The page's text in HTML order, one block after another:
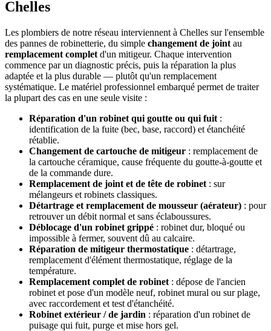
Chelles
Les plombiers de notre réseau interviennent à Chelles sur l'ensemble
des pannes de robinetterie, du simple changement de joint au
remplacement complet d'un mitigeur. Chaque intervention
commence par un diagnostic précis, puis la réparation la plus
adaptée et la plus durable — plutôt qu'un remplacement
systématique. Le matériel professionnel embarqué permet de traiter
la plupart des cas en une seule visite :
Réparation d'un robinet qui goutte ou qui fuit :
identification de la fuite (bec, base, raccord) et étanchéité
rétablie.
Changement de cartouche de mitigeur : remplacement de
la cartouche céramique, cause fréquente du goutte-à-goutte et
de la commande dure.
Remplacement de joint et de tête de robinet : sur
mélangeurs et robinets classiques.
Détartrage et remplacement de mousseur (aérateur) : pour
retrouver un débit normal et sans éclaboussures.
Déblocage d'un robinet grippé : robinet dur, bloqué ou
impossible à fermer, souvent dû au calcaire.
Réparation de mitigeur thermostatique : détartrage,
remplacement d'élément thermostatique, réglage de la
température.
Remplacement complet de robinet : dépose de l'ancien
robinet et pose d'un modèle neuf, robinet mural ou sur plage,
avec raccordement et test d'étanchéité.
Robinet extérieur / de jardin : réparation d'un robinet de
puisage qui fuit, purge et mise hors gel.